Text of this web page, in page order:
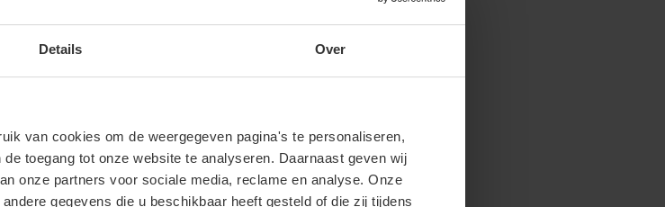
Details Over
van cookies om de weergegeven pagina's te personaliseren,
toegang tot onze website te analyseren. Daarnaast geven wij
onze partners voor sociale media, reclame en analyse. Onze
gegevens die u beschikbaar heeft gesteld of die zij tijdens